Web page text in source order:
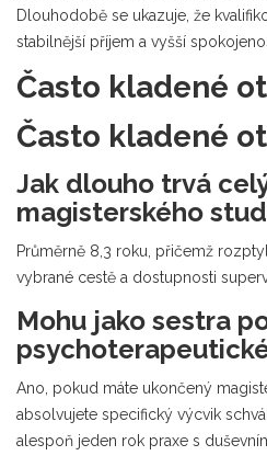
Dlouhodobě se ukazuje, že
stabilnější příjem a vyšší
Často kladené
Často kladené
Jak dlouho trvá
magisterského
Průměrně 8,3 roku, přičemž
vybrané cestě a dostupnosti
Mohu jako sestra
Ano, pokud máte ukončený
absolvujete specifický výcvik
alespoň jeden rok praxe s